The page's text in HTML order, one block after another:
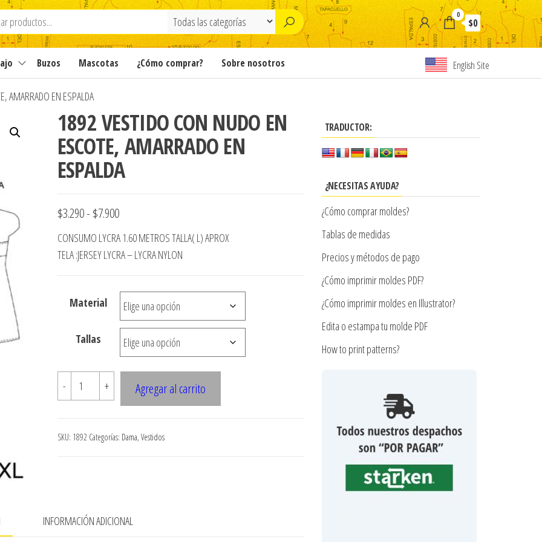
0
$0
Buzos Mascotas ¿Cómo comprar? Sobre nosotros English Site
AMARRADO EN ESPALDA
1892 VESTIDO CON NUDO EN
ESCOTE, AMARRADO EN
ESPALDA
$3.290- $7.900Rango
de
precios:
$3.290
hasta
$7.900
CONSUMO LYCRA 1.60 METROS TALLA( L) APROX
TELA :JERSEY LYCRA – LYCRA NYLON
Material
Tallas
-
1892
VESTIDO
NUDO
ESPALDA
+ Agregar al carrito
SKU: 1892 Categorías: Dama, Vestidos
INFORMACIÓN ADICIONAL
TRADUCTOR:
¿NECESITAS AYUDA?
¿Cómo comprar moldes?
Tablas de medidas
Precios y métodos de pago
¿Cómo imprimir moldes PDF?
¿Cómo imprimir moldes en Illustrator?
Edita o estampa tu molde PDF
How to print patterns?